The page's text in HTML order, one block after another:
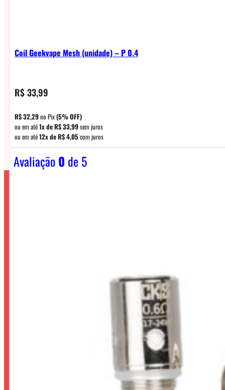
Coil Geekvape Mesh (unidade) – P 0.4
R$33,99
R$32,29no Pix(5% OFF)
ou em até1x deR$33,99sem juros
ou em até12x deR$4,05com juros
Avaliação0 de 5